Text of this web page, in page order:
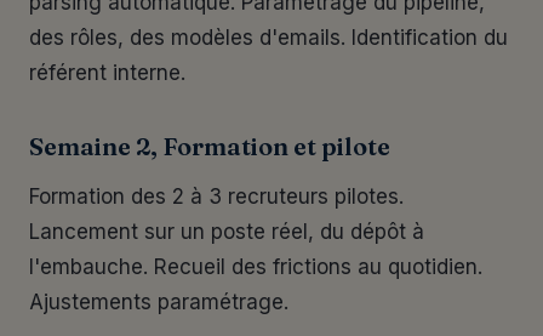
des rôles, des modèles d'emails. Identification du
référent interne.
Semaine 2, Formation et pilote
Formation des 2 à 3 recruteurs pilotes.
Lancement sur un poste réel, du dépôt à
l'embauche. Recueil des frictions au quotidien.
Ajustements paramétrage.